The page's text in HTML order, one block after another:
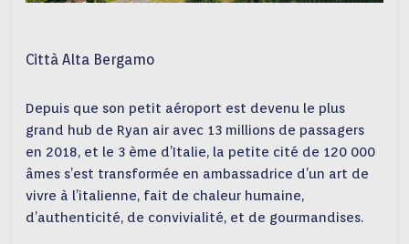
Città Alta Bergamo
Depuis que son petit aéroport est devenu le plus
grand hub de Ryan air avec 13 millions de passagers
en 2018, et le 3 ème d’Italie, la petite cité de 120 000
âmes s’est transformée en ambassadrice d’un art de
vivre à l’italienne, fait de chaleur humaine,
d’authenticité, de convivialité, et de gourmandises.